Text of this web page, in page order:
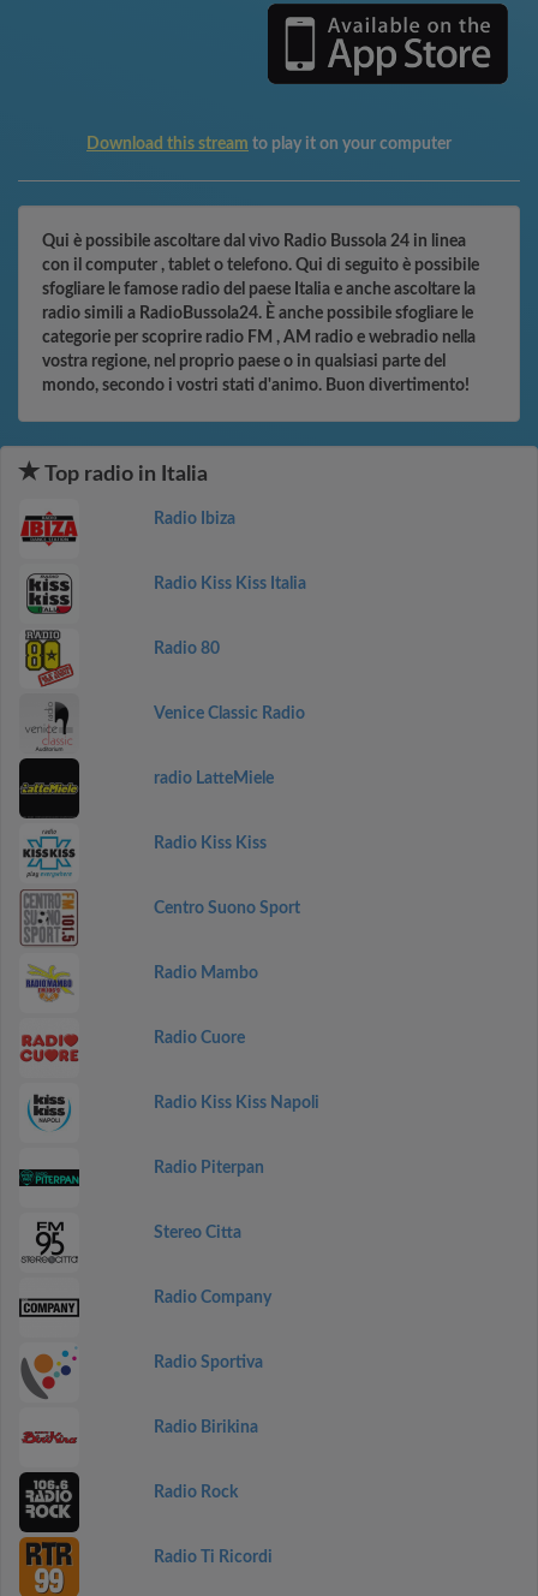
Download this stream to play it on your computer
Qui è possibile ascoltare dal vivo Radio Bussola 24 in linea
con il computer , tablet o telefono. Qui di seguito è possibile
sfogliare le famose radio del paese Italia e anche ascoltare la
radio simili a RadioBussola24. È anche possibile sfogliare le
categorie per scoprire radio FM , AM radio e webradio nella
vostra regione, nel proprio paese o in qualsiasi parte del
mondo, secondo i vostri stati d'animo. Buon divertimento!
Top radio in Italia
Radio Ibiza
Radio Kiss Kiss Italia
Radio 80
Venice Classic Radio
radio LatteMiele
Radio Kiss Kiss
Centro Suono Sport
Radio Mambo
Radio Cuore
Radio Kiss Kiss Napoli
Radio Piterpan
Stereo Citta
Radio Company
Radio Sportiva
Radio Birikina
Radio Rock
Radio Ti Ricordi